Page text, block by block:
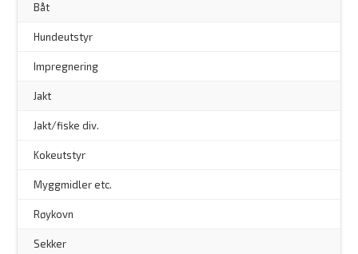
Båt
Hundeutstyr
Impregnering
Jakt
Jakt/fiske div.
Kokeutstyr
Myggmidler etc.
Røykovn
Sekker